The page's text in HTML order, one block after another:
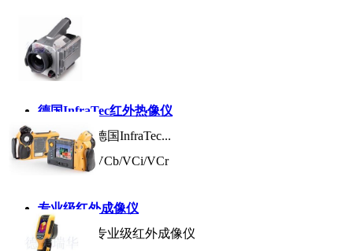
德国InfraTec红外热像仪
产品名称: 德国InfraTec...
产品型号:VCb/VCi/VCr
专业级红外成像仪
产品名称:
专业级红外成像仪